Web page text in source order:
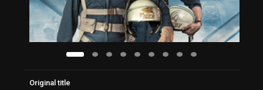
Original title